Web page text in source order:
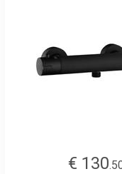
€ 130